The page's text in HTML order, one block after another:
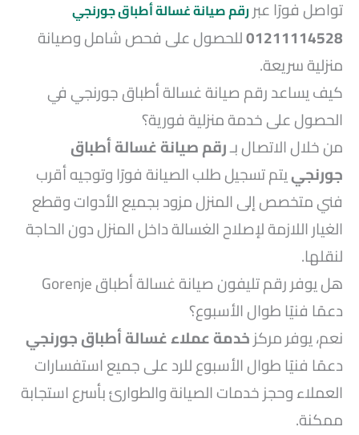
تواصل فورًا عبررقم صيانة غسالة أطباق جورنجي
01211114528للحصول على فحص شامل وصيانة
منزلية سريعة.
كيف يساعد رقم صيانة غسالة أطباق جورنجي في
الحصول على خدمة منزلية فورية؟
من خلال الاتصال بـرقم صيانة غسالة أطباق
جورنجييتم تسجيل طلب الصيانة فورًا وتوجيه أقرب
فني متخصص إلى المنزل مزود بجميع الأدوات وقطع
الغيار اللازمة لإصلاح الغسالة داخل المنزل دون الحاجة
لنقلها.
هل يوفر رقم تليفون صيانة غسالة أطباق Gorenje
دعمًا فنيًا طوال الأسبوع؟
نعم، يوفر مركزخدمة عملاء غسالة أطباق جورنجي
دعمًا فنيًا طوال الأسبوع للرد على جميع استفسارات
العملاء وحجز خدمات الصيانة والطوارئ بأسرع استجابة
ممكنة.